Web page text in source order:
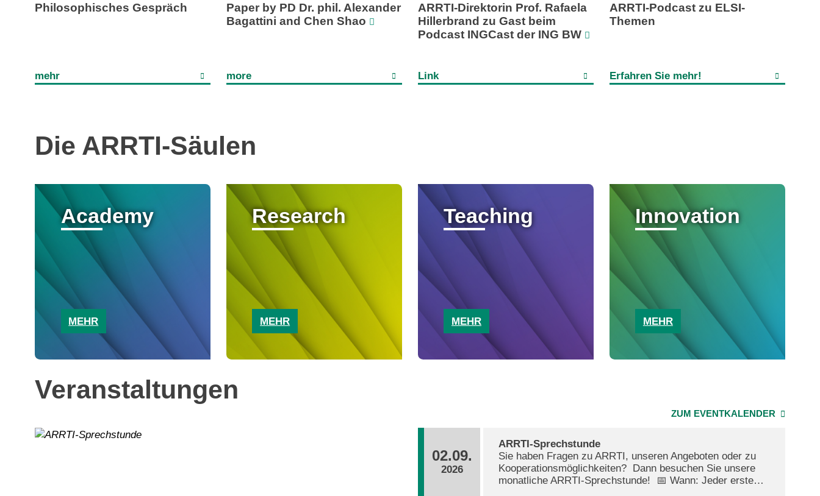
Philosophisches Gespräch
mehr
Paper by PD Dr. phil. Alexander
Bagattini and Chen Shao
more
ARRTI-Direktorin Prof. Rafaela
Hillerbrand zu Gast beim
Podcast INGCast der ING BW
Link
ARRTI-Podcast zu ELSI-
Themen
Erfahren Sie mehr!
Die ARRTI-Säulen
Academy
MEHR
Research
MEHR
Teaching
MEHR
Innovation
MEHR
Veranstaltungen
ZUM EVENTKALENDER
02.09.
2026
ARRTI-Sprechstunde
Sie haben Fragen zu ARRTI, unseren Angeboten oder zu
Kooperationsmöglichkeiten? Dann besuchen Sie unsere
monatliche ARRTI-Sprechstunde! 📅 Wann: Jeder erste